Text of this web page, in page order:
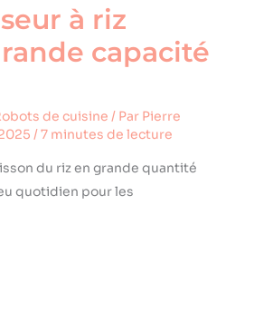
à riz
capacité
de cuisine / Par Pierre
/7 minutes de lecture
du riz en grande quantité
quotidien pour les